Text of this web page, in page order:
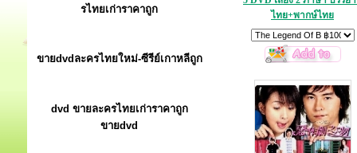
รไทยเก่าราคาถูก
ขายdvdละครไทยใหม่-ซีรีย์เกาหลีถูก
dvd ขายละครไทยเก่าราคาถูก
ขายdvd
ไทย+พากษ์ไทย